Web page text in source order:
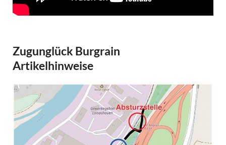
Zugunglück Burgrain
Artikelhinweise